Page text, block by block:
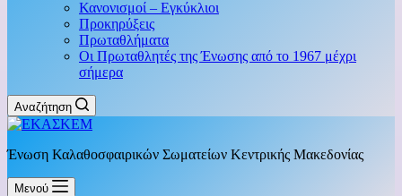
Κανονισμοί – Εγκύκλιοι
Προκηρύξεις
Πρωταθλήματα
Οι Πρωταθλητές της Ένωσης από το 1967 μέχρι
σήμερα
Αναζήτηση
Ένωση Καλαθοσφαιρικών Σωματείων Κεντρικής Μακεδονίας
Μενού